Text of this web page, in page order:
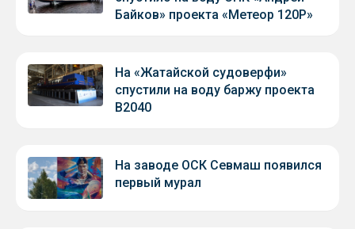
Байков» проекта «Метеор 120Р»
На «Жатайской судоверфи»
спустили на воду баржу проекта
В2040
На заводе ОСК Севмаш появился
первый мурал